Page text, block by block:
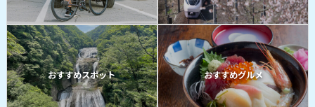
おすすめスポット おすすめグルメ